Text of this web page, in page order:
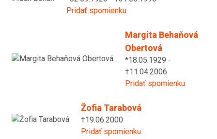
Pridať spomienku
Margita Behaňová
Obertová
*18.05.1929 -
†11.04.2006
Pridať spomienku
Žofia Tarabová
†19.06.2000
Pridať spomienku